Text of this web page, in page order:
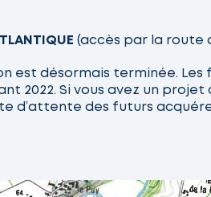
(accès par la route
est désormais terminée. Les
2022. Si vous avez un
d’attente des futurs